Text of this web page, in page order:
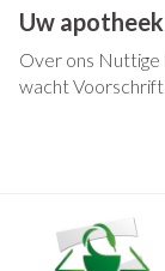
Uw apotheek
Over ons Nuttige
wachtVoorschrift